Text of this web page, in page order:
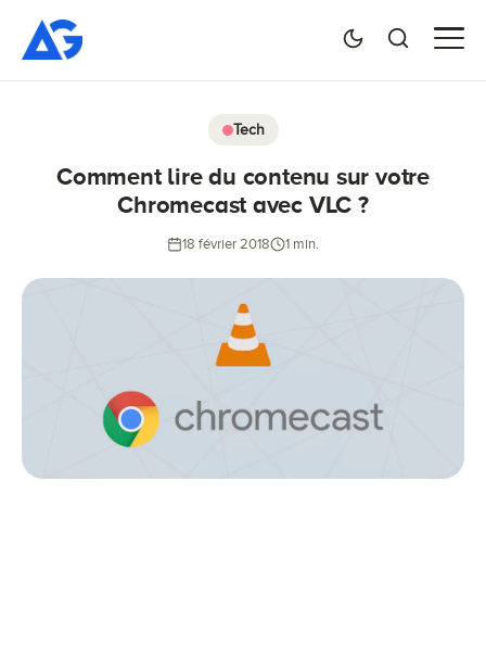
Tech
Comment lire du contenu sur votre
Chromecast avec VLC ?
18 février 2018 1 min.